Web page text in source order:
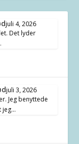
juli 4, 2026
Det lyder
juli 3, 2026
Jeg benyttede
jeg…